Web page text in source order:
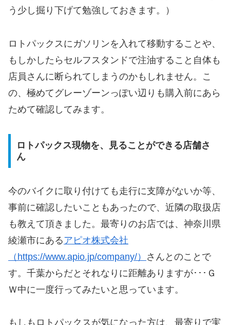
う少し掘り下げて勉強しておきます。）
ロトパックスにガソリンを入れて移動することや、
もしかしたらセルフスタンドで注油すること自体も
店員さんに断られてしまうのかもしれません。こ
の、極めてグレーゾーンっぽい辺りも購入前にあら
ためて確認してみます。
ロトパックス現物を、見ることができる店舗さ
ん
今のバイクに取り付けても走行に支障がないか等、
事前に確認したいこともあったので、近隣の取扱店
も教えて頂きました。最寄りのお店では、神奈川県
綾瀬市にあるアピオ株式会社
（https://www.apio.jp/company/） さんとのことで
す。千葉からだとそれなりに距離ありますが･･･Ｇ
Ｗ中に一度行ってみたいと思っています。
もしもロトパックスが気になった方は、最寄りで実